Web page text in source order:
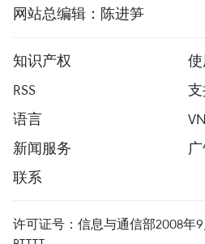
网站总编辑：陈进笋
知识产权
RSS
语言
新闻服务
联系
许可证号：信息与通信部2008年9